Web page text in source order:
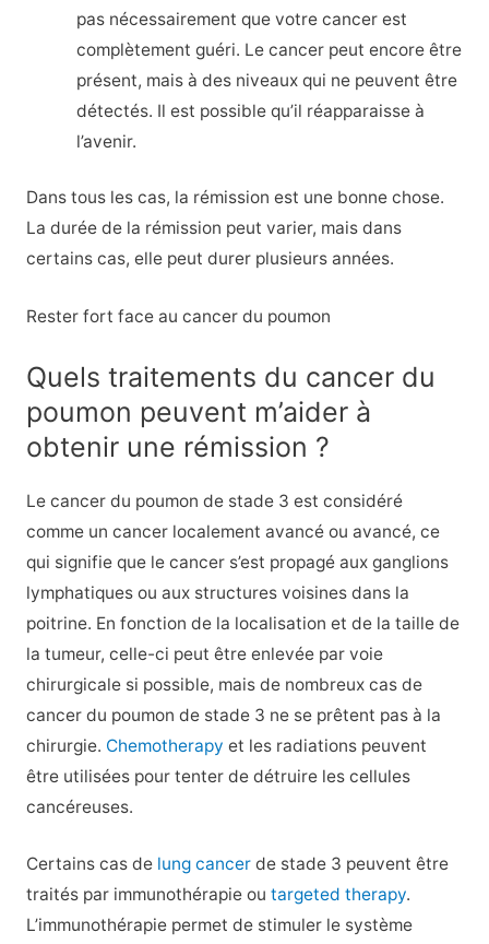
pas nécessairement que votre cancer est
complètement guéri. Le cancer peut encore être
présent, mais à des niveaux qui ne peuvent être
détectés. Il est possible qu’il réapparaisse à
l’avenir.
Dans tous les cas, la rémission est une bonne chose.
La durée de la rémission peut varier, mais dans
certains cas, elle peut durer plusieurs années.
Rester fort face au cancer du poumon
Quels traitements du cancer du
poumon peuvent m’aider à
obtenir une rémission ?
Le cancer du poumon de stade 3 est considéré
comme un cancer localement avancé ou avancé, ce
qui signifie que le cancer s’est propagé aux ganglions
lymphatiques ou aux structures voisines dans la
poitrine. En fonction de la localisation et de la taille de
la tumeur, celle-ci peut être enlevée par voie
chirurgicale si possible, mais de nombreux cas de
cancer du poumon de stade 3 ne se prêtent pas à la
chirurgie. Chemotherapy et les radiations peuvent
être utilisées pour tenter de détruire les cellules
cancéreuses.
Certains cas de lung cancerde stade 3 peuvent être
traités par immunothérapie ou targeted therapy.
L’immunothérapie permet de stimuler le système